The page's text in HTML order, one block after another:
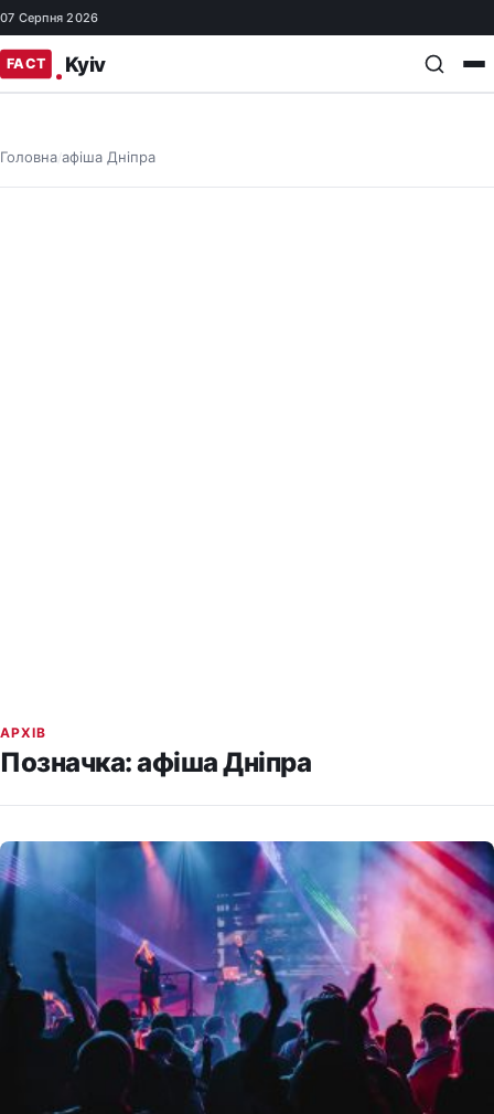
07 Серпня 2026
Головна/афіша Дніпра
АРХІВ
Позначка:афіша Дніпра